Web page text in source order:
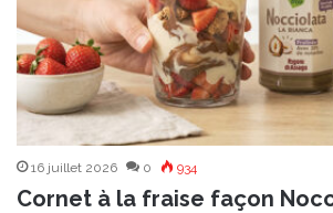
16 juillet 2026 0 934
Cornet à la fraise façon